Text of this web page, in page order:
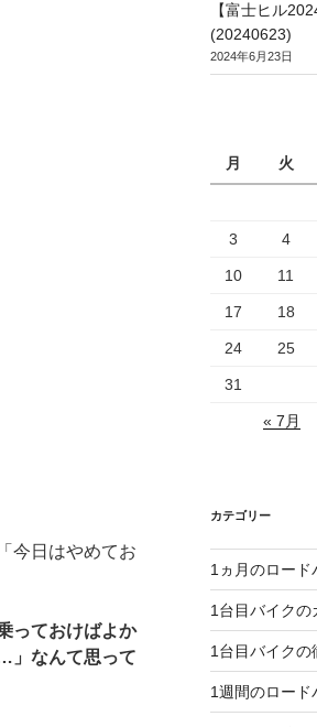
今日はやめてお
乗っておけばよか
」なんて思って
【富士ヒル
(20240623)
2024年6月23日
月 火
3 4
10 11
17 18
24 25
31
« 7月
カテゴリー
1ヵ月のロード
1台目バイクの
1台目バイクの
1週間のロード